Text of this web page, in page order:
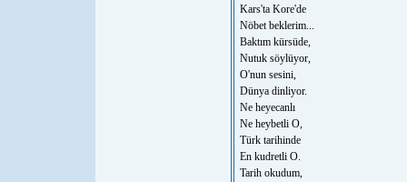
Kars'ta Kore'de
Nöbet beklerim...
Baktım kürsüde,
Nutuk söylüyor,
O'nun sesini,
Dünya dinliyor.
Ne heyecanlı
Ne heybetli O,
Türk tarihinde
En kudretli O.
Tarih okudum,